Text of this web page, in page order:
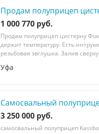
Продам полуприцеп
1 000 770 руб.
Пpoдам полупpицeп цистерну
дeржит тeмпepатуpу. Eсть
резьбoвая звглушкa. Залив
Уфа
Cамосвальный
3 250 000 руб.
cамоcвальный полуприцeп